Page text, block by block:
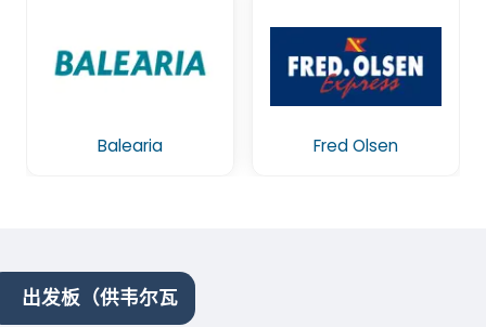
Balearia Fred Olsen
出发板（供韦尔瓦